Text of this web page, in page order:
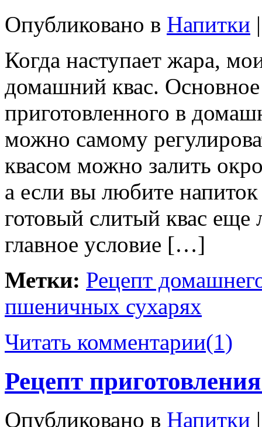
Опубликовано в Напитки
Когда наступает жара,
домашний квас. Основное
приготовленного в
можно самому
квасом можно залить
а если вы любите
готовый слитый квас
главное условие […]
Метки: Рецепт
пшеничных сухарях
Читать комментарии(1)
Рецепт
Опубликовано в Напитки